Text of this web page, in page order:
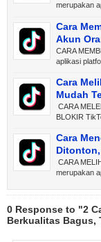
merupakan
Cara
Akun
CARA
aplikasi
Cara
Mudah
CARA
BLOKIR
Cara
CARA
merupakan
0 Response to "2
Berkualitas Bagus,